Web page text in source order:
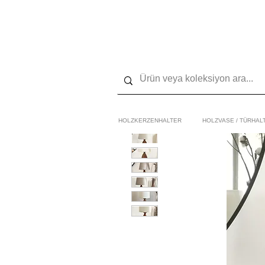
HOLZKERZENHALTER HOLZVASE /